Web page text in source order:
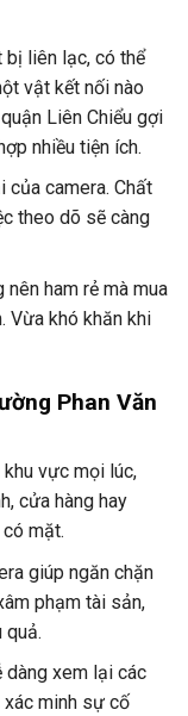
bị liên lạc, có thể
vật kết nối nào
Liên Chiểu gợi
nhiều tiện ích.
của camera. Chất
theo dõ sẽ càng
ham rẻ mà mua
Vừa khó khăn khi
Phan Văn
vực mọi lúc,
cửa hàng hay
mặt.
giúp ngăn chặn
phạm tài sản,
quả.
dàng xem lại các
minh sự cố